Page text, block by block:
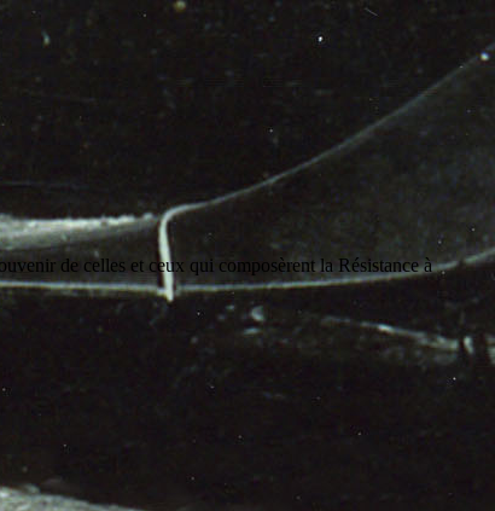
de celles et ceux qui composèrent la Résistance à